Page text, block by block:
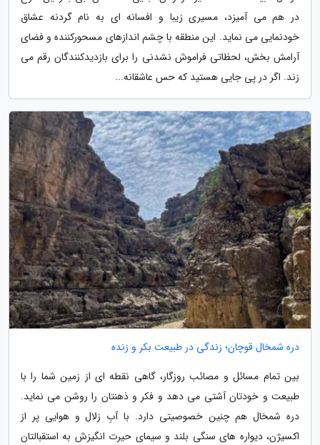
در هم می آمیزد، مسیری زیبا و افسانه ای به نام گردنه عشاق
خودنمایی می نماید. این منطقه با چشم اندازهای مسحورکننده و فضای
آرامش بخش، لحظاتی فراموش نشدنی را برای بازدیدکنندگان رقم می
زند. اگر در پی جایی هستید که حس عاشقانه...
دره شمخال قوچان؛ زندگی در طبیعت بکر و زنده
بین تمام مسائل و مصائب روزگار، گاهی نقطه ای از زمین شما را با
طبیعت و خودتان آشتی می دهد و فکر و ذهنتان را روشن می نماید.
دره شمخال هم چنین خصوصیتی دارد. با آبِ زلال و هوایی پر از
اکسیژن، دیواره های سنگی بلند و سیمای حیرت انگیزش به استقبالتان